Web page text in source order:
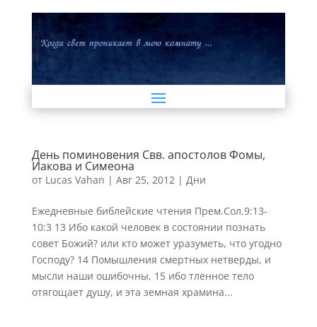
День поминовения Свв. апостолов Фомы,
Иакова и Симеона
от Lucas Vahan | Авг 25, 2012| Дни
Ежедневные библейские чтения Прем.Сол.9:13-
10:3 13 Ибо какой человек в состоянии познать
совет Божий? или кто может уразуметь, что угодно
Господу? 14 Помышления смертных нетверды, и
мысли наши ошибочны, 15 ибо тленное тело
отягощает душу, и эта земная храмина...